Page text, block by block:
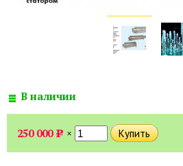
В наличии
250 000 Р ×